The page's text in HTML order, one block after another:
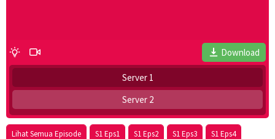
Download
Server 1
Server 2
Lihat Semua Episode S1 Eps1 S1 Eps2 S1 Eps3 S1 Eps4